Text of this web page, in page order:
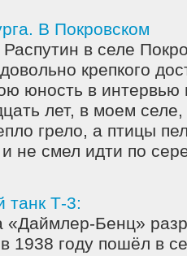
В Покровском
в селе
крепкого
юность в интервью
лет, в моем
грело, а птицы
не смел идти по
танк Т-3:
Бенц»
1938 году пошёл в